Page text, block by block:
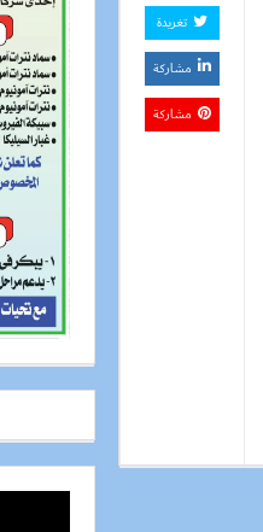
تغريدة
مشاركة
مشاركة